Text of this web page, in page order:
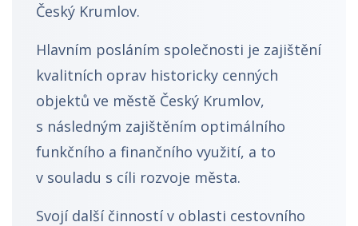
Český Krumlov.
Hlavním posláním společnosti je zajištění
kvalitních oprav historicky cenných
objektů ve městě Český Krumlov,
s následným zajištěním optimálního
funkčního a finančního využití, a to
v souladu s cíli rozvoje města.
Svojí další činností v oblasti cestovního